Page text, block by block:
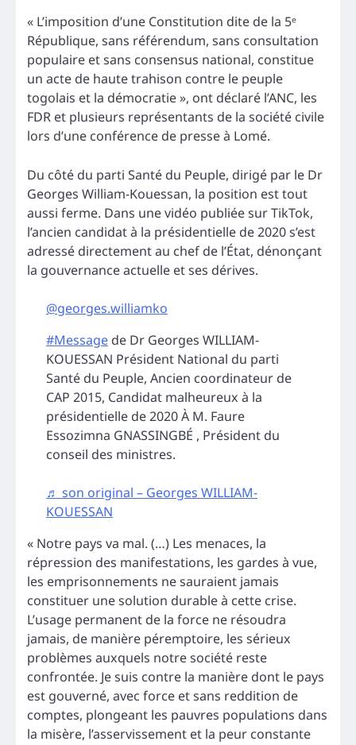
« L’imposition d’une Constitution dite de la 5ᵉ
République, sans référendum, sans consultation
populaire et sans consensus national, constitue
un acte de haute trahison contre le peuple
togolais et la démocratie », ont déclaré l’ANC, les
FDR et plusieurs représentants de la société civile
lors d’une conférence de presse à Lomé.
Du côté du parti Santé du Peuple, dirigé par le Dr
Georges William-Kouessan, la position est tout
aussi ferme. Dans une vidéo publiée sur TikTok,
l’ancien candidat à la présidentielle de 2020 s’est
adressé directement au chef de l’État, dénonçant
la gouvernance actuelle et ses dérives.
@georges.williamko
#Message de Dr Georges WILLIAM-
KOUESSAN Président National du parti
Santé du Peuple, Ancien coordinateur de
CAP 2015, Candidat malheureux à la
présidentielle de 2020 À M. Faure
Essozimna GNASSINGBÉ , Président du
conseil des ministres.
♬ son original – Georges WILLIAM-
KOUESSAN
« Notre pays va mal. (…) Les menaces, la
répression des manifestations, les gardes à vue,
les emprisonnements ne sauraient jamais
constituer une solution durable à cette crise.
L’usage permanent de la force ne résoudra
jamais, de manière péremptoire, les sérieux
problèmes auxquels notre société reste
confrontée. Je suis contre la manière dont le pays
est gouverné, avec force et sans reddition de
comptes, plongeant les pauvres populations dans
la misère, l’asservissement et la peur constante